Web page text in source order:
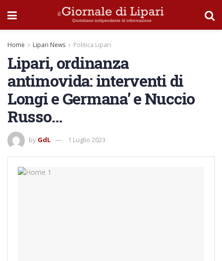
Home Lipari News Politica Lipari
Lipari, ordinanza
antimovida: interventi di
Longi e Germana’ e Nuccio
Russo…
by GdL 1 Luglio 2023